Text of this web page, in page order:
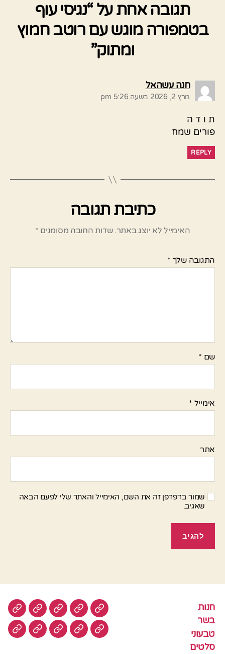
תגובה אחת על “נגיסי עוף
בטמפורה מוגש עם רוטב חמוץ
ומתוק”
חנה עשהאלאומר:
מרץ 2, 2026 בשעה 5:26 pm
ת ו ד ה
פורים שמח
REPLY
כתיבת תגובה
האימייל לא יוצג באתר. שדות החובה מסומנים *
התגובה שלך *
שם *
אימייל *
אתר
שמור בדפדפן זה את השם, האימייל והאתר שלי לפעם הבאה
שאגיב.
חנות
בשר
טבעוני
סלטים
חנות בשר טבעוניסלטים
עוגיותעוף צמחונידגים